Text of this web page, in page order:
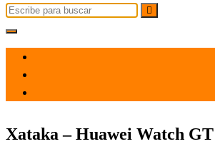
Xataka – Huawei Watch